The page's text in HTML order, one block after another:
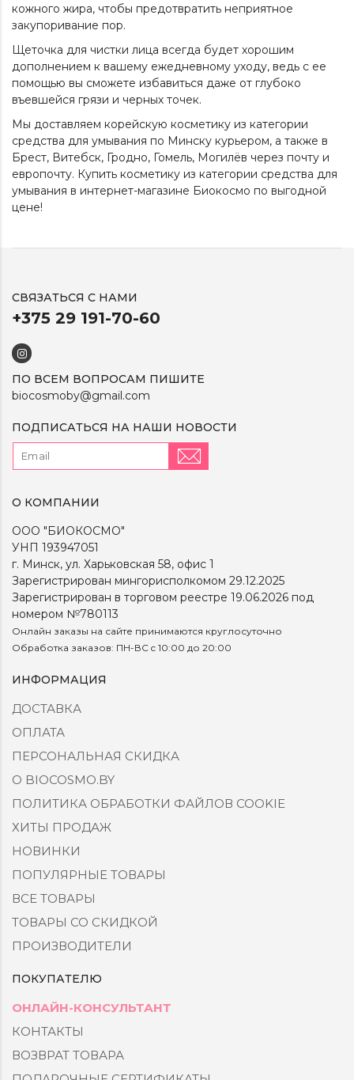
кожного жира, чтобы предотвратить неприятное
закупоривание пор.
Щеточка для чистки лица всегда будет хорошим
дополнением к вашему ежедневному уходу, ведь с ее
помощью вы сможете избавиться даже от глубоко
въевшейся грязи и черных точек.
Мы доставляем корейскую косметику из категории
средства для умывания по Минску курьером, а также в
Брест, Витебск, Гродно, Гомель, Могилёв через почту и
европочту. Купить косметику из категории средства для
умывания в интернет-магазине Биокосмо по выгодной
цене!
СВЯЗАТЬСЯ С НАМИ
+375 29 191-70-60
ПО ВСЕМ ВОПРОСАМ ПИШИТЕ
biocosmoby@gmail.com
ПОДПИСАТЬСЯ НА НАШИ НОВОСТИ
О КОМПАНИИ
ООО "БИОКОСМО"
УНП 193947051
г. Минск, ул. Харьковская 58, офис 1
Зарегистрирован мингорисполкомом 29.12.2025
Зарегистрирован в торговом реестре 19.06.2026 под
номером №780113
Онлайн заказы на сайте принимаются круглосуточно
Обработка заказов: ПН-ВС c 10:00 до 20:00
ИНФОРМАЦИЯ
ДОСТАВКА
ОПЛАТА
ПЕРСОНАЛЬНАЯ СКИДКА
О BIOCOSMO.BY
ПОЛИТИКА ОБРАБОТКИ ФАЙЛОВ COOKIE
ХИТЫ ПРОДАЖ
НОВИНКИ
ПОПУЛЯРНЫЕ ТОВАРЫ
ВСЕ ТОВАРЫ
ТОВАРЫ СО СКИДКОЙ
ПРОИЗВОДИТЕЛИ
ПОКУПАТЕЛЮ
ОНЛАЙН-КОНСУЛЬТАНТ
КОНТАКТЫ
ВОЗВРАТ ТОВАРА